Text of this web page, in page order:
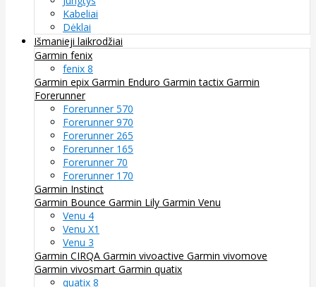
Kabeliai
Dėklai
Išmanieji laikrodžiai
Garmin fenix
fenix 8
Garmin epix Garmin Enduro Garmin tactix Garmin
Forerunner
Forerunner 570
Forerunner 970
Forerunner 265
Forerunner 165
Forerunner 70
Forerunner 170
Garmin Instinct
Garmin Bounce Garmin Lily Garmin Venu
Venu 4
Venu X1
Venu 3
Garmin CIRQA Garmin vivoactive Garmin vivomove
Garmin vivosmart Garmin quatix
quatix 8